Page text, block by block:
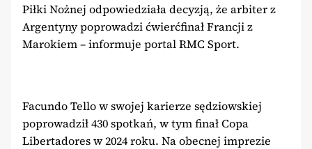
Piłki Nożnej odpowiedziała decyzją, że arbiter z
Argentyny poprowadzi ćwierćfinał Francji z
Marokiem – informuje portal RMC Sport.
Facundo Tello w swojej karierze sędziowskiej
poprowadził 430 spotkań, w tym finał Copa
Libertadores w 2024 roku. Na obecnej imprezie